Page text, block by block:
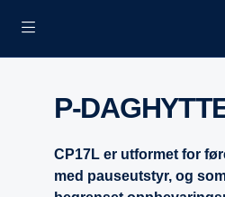
P-
CP17L er utformet for
med pauseutstyr, og